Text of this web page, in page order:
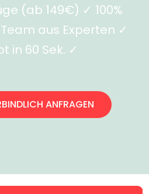
(ab 149€) ✓ 100%
aus Experten ✓
in 60 Sek. ✓
ANFRAGEN